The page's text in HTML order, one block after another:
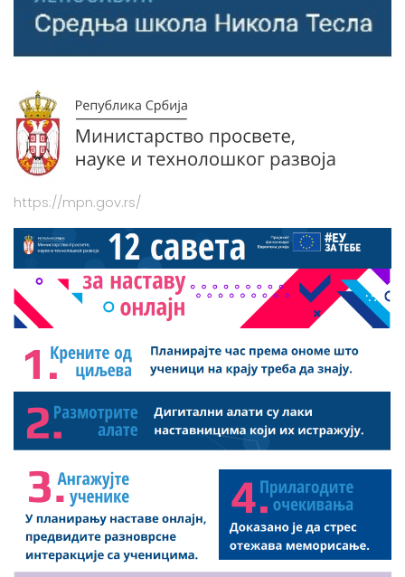
https://mpn.gov.rs/